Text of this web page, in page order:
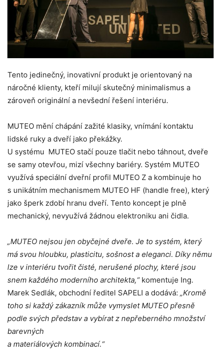
Tento jedinečný, inovativní produkt je orientovaný na
náročné klienty, kteří milují skutečný minimalismus a
zároveň originální a nevšední řešení interiéru.
MUTEO mění chápání zažité klasiky, vnímání kontaktu
lidské ruky a dveří jako překážky.
U systému MUTEO stačí pouze tlačit nebo táhnout, dveře
se samy otevřou, mizí všechny bariéry. Systém MUTEO
využívá speciální dveřní profil MUTEO Z a kombinuje ho
s unikátním mechanismem MUTEO HF (handle free), který
jako šperk zdobí hranu dveří. Tento koncept je plně
mechanický, nevyužívá žádnou elektroniku ani čidla.
„MUTEO nejsou jen obyčejné dveře. Je to systém, který
má svou hloubku, plasticitu, sošnost a eleganci. Díky němu
lze v interiéru tvořit čisté, nerušené plochy, které jsou
snem každého moderního architekta,“komentuje Ing.
Marek Sedlák, obchodní ředitel SAPELI a dodává: „Kromě
toho si každý zákazník může vymyslet MUTEO přesně
podle svých představ a vybírat z nepřeberného množství
barevných
a materiálových kombinací.“